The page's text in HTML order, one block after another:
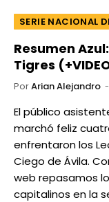
SERIE NACIONAL
Resumen
Tigres
PorArian Alejandro
El público
marchó feliz
enfrentaron los
Ciego de Ávila.
web repasamos
capitalinos en la